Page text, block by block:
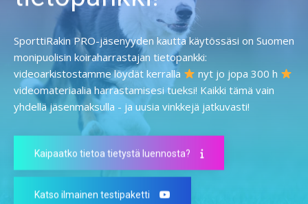
SporttiRakin PRO-jäsenyyden kautta käytössäsi on Suomen
monipuolisin koiraharrastajan tietopankki:
videoarkistostamme löydät kerralla
nyt jo jopa 300 h
videomateriaalia harrastamisesi tueksi! Kaikki tämä vain
yhdellä jäsenmaksulla - ja uusia vinkkejä jatkuvasti!
Kaipaatko tietoa tietystä luennosta?
Katso ilmainen testipaketti